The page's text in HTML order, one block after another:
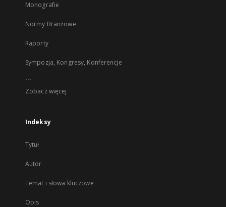
Monografie
Normy Branżowe
Raporty
Sympozja, Kongresy, Konferencje
...
Zobacz więcej
Indeksy
Tytuł
Autor
Temat i słowa kluczowe
Opis